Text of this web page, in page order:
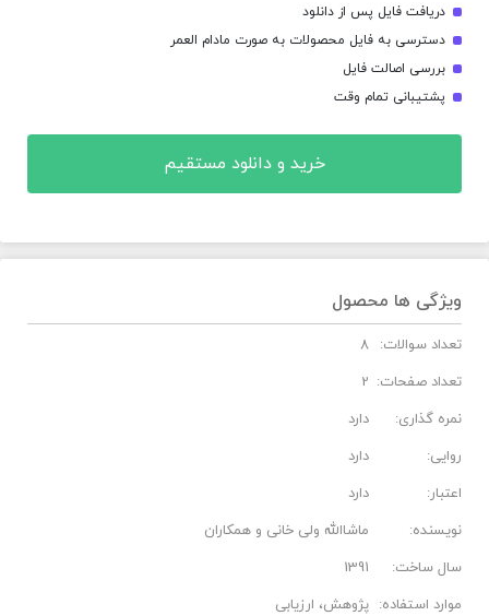
دریافت فایل پس از دانلود
دسترسی به فایل محصولات به صورت مادام العمر
بررسی اصالت فایل
پشتیبانی تمام وقت
خرید و دانلود مستقیم
ویژگی ها محصول
تعداد سوالات:
8
تعداد صفحات: 2
نمره گذاری:
دارد
روایی:
دارد
اعتبار:
دارد
نویسنده:
ماشاالله ولی خانی و همکاران
سال ساخت:
1391
موارد استفاده: پژوهش، ارزیابی